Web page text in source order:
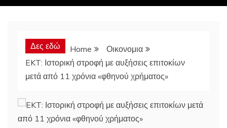
Δες εδώ Home
Οικονομια
EKT: Ιστορική στροφή με αυξήσεις επιτοκίων
μετά από 11 χρόνια «φθηνού χρήματος»